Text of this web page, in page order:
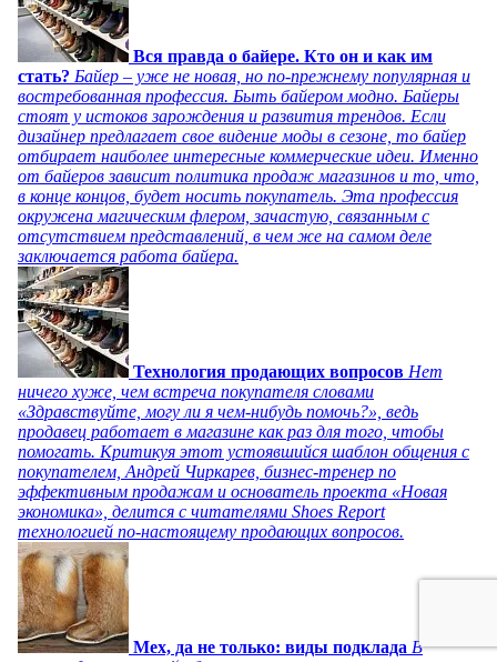
Вся правда о байере. Кто он и как им
стать? Байер – уже не новая, но по-прежнему популярная и
востребованная профессия. Быть байером модно. Байеры
стоят у истоков зарождения и развития трендов. Если
дизайнер предлагает свое видение моды в сезоне, то байер
отбирает наиболее интересные коммерческие идеи. Именно
от байеров зависит политика продаж магазинов и то, что,
в конце концов, будет носить покупатель. Эта профессия
окружена магическим флером, зачастую, связанным с
отсутствием представлений, в чем же на самом деле
заключается работа байера.
Технология продающих вопросов Нет
ничего хуже, чем встреча покупателя словами
«Здравствуйте, могу ли я чем-нибудь помочь?», ведь
продавец работает в магазине как раз для того, чтобы
помогать. Критикуя этот устоявшийся шаблон общения с
покупателем, Андрей Чиркарев, бизнес-тренер по
эффективным продажам и основатель проекта «Новая
экономика», делится с читателями Shoes Report
технологией по-настоящему продающих вопросов.
Мех, да не только: виды подклада В